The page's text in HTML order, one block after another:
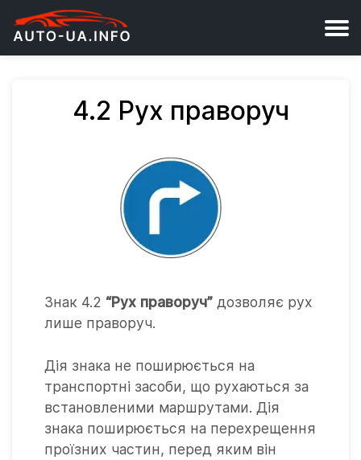
4.2 Рух праворуч
Знак 4.2 “Рух праворуч” дозволяє рух
лише праворуч.
Дія знака не поширюється на
транспортні засоби, що рухаються за
встановленими маршрутами. Дія
знака поширюється на перехрещення
проїзних частин, перед яким він